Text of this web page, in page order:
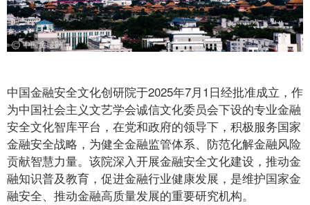
中国金融安全文化创研院于2025年7月1日经批准成立，作
为中国社会主义文艺学会诚信文化委员会下设的专业金融
安全文化智库平台，在党和政府的领导下，积极服务国家
金融安全战略，为健全金融监管体系、防范化解金融风险
贡献智慧力量。该院深入开展金融安全文化建设，推动金
融知识普及教育，促进金融行业健康发展，是维护国家金
融安全、推动金融高质量发展的重要研究机构。